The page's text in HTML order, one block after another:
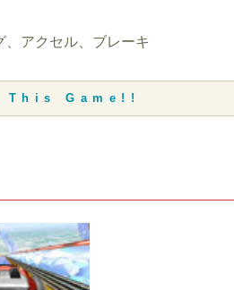
、アクセル、ブレーキ
This Game!!